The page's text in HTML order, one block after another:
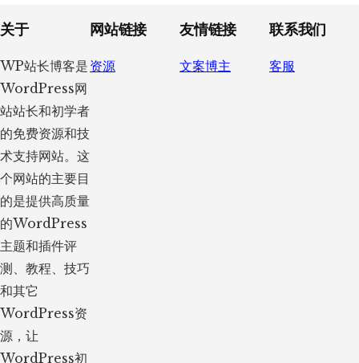
Footer
关于
WP站长博客是
WordPress网
站站长和初学者
的免费资源和技
术支持网站。这
个网站的主要目
的是提供高质量
的WordPress
主题和插件评
测、教程、技巧
和其它
WordPress资
源，让
WordPress初
网站链接
资源
友情链接
文案博主
联系我们
客服